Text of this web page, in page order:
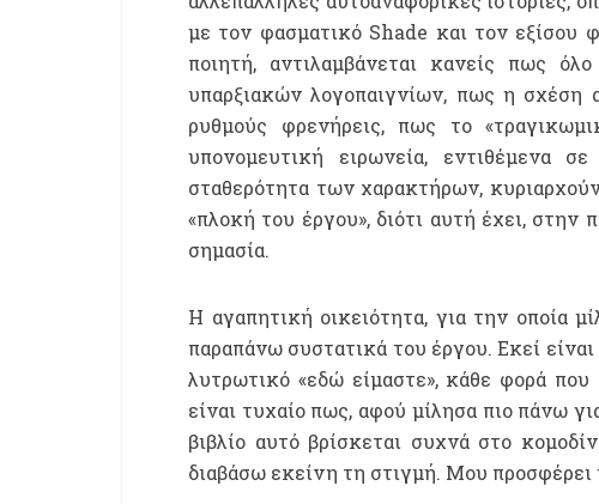
με τον φασματικό Shade και τον εξίσου
ποιητή, αντιλαμβάνεται κανείς πως
υπαρξιακών λογοπαιγνίων, πως η σχέση
ρυθμούς φρενήρεις, πως το
υπονομευτική ειρωνεία, εντιθέμενα
σταθερότητα των χαρακτήρων,
«πλοκή του έργου», διότι αυτή έχει,
σημασία.
Η αγαπητική οικειότητα, για την οποία
παραπάνω συστατικά του έργου. Εκεί
λυτρωτικό «εδώ είμαστε», κάθε φορά που
είναι τυχαίο πως, αφού μίλησα πιο πάνω
βιβλίο αυτό βρίσκεται συχνά στο
διαβάσω εκείνη τη στιγμή. Μου προσφέρει